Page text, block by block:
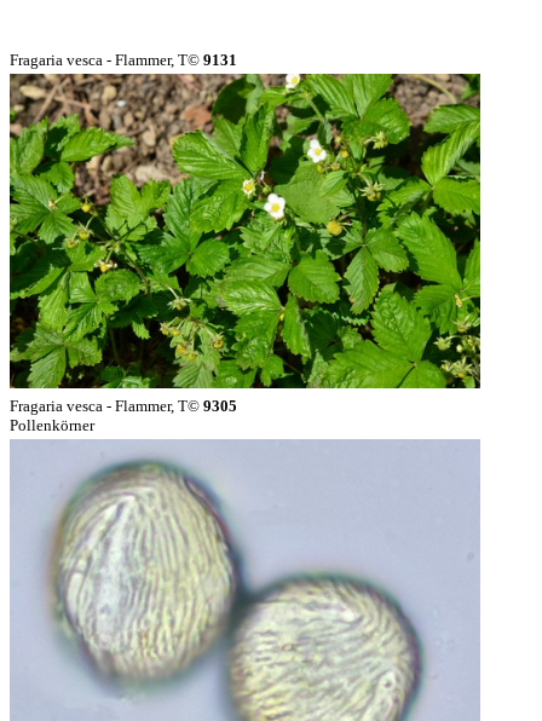
Fragaria vesca - Flammer, T© 9131
Fragaria vesca - Flammer, T© 9305
Pollenkörner